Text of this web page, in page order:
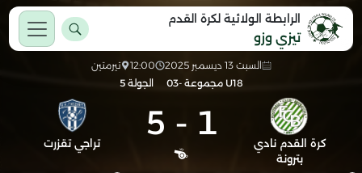
الرابطة الولائية لكرة القدم
تيزي وزو
السبت 13 ديسمبر 2025 12:00
تيرمتين
U18 مجموعة -03
الجولة 5
كرة القدم نادي
بترونة
1
-
5 تراجي تقزرت